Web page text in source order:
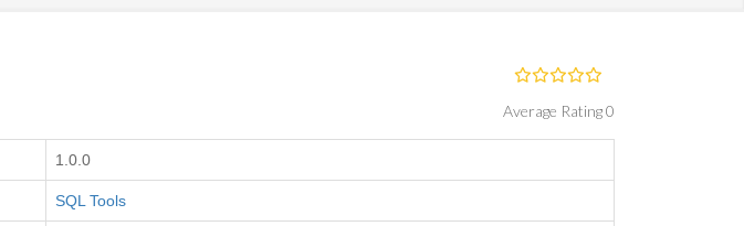
Average Rating 0
1.0.0
SQL Tools